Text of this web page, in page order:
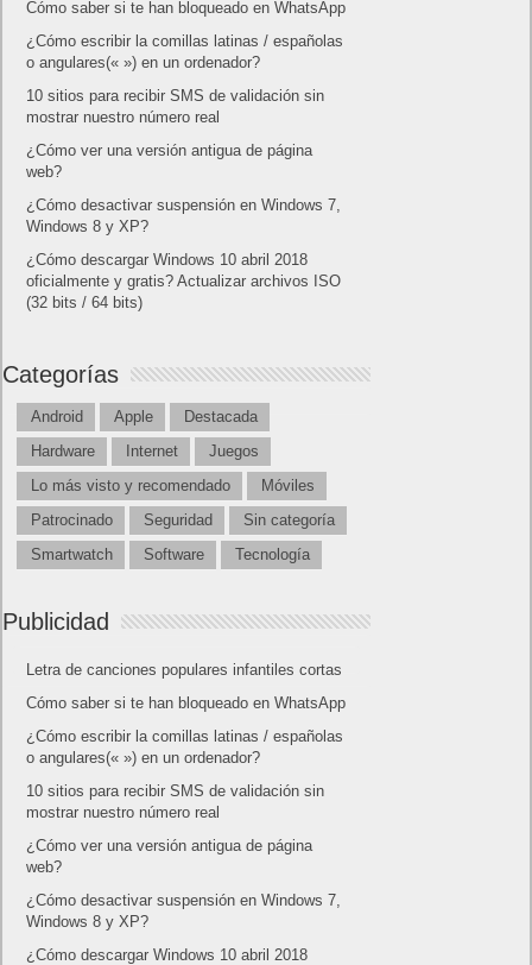
Cómo saber si te han bloqueado en WhatsApp
¿Cómo escribir la comillas latinas / españolas
o angulares(« ») en un ordenador?
10 sitios para recibir SMS de validación sin
mostrar nuestro número real
¿Cómo ver una versión antigua de página
web?
¿Cómo desactivar suspensión en Windows 7,
Windows 8 y XP?
¿Cómo descargar Windows 10 abril 2018
oficialmente y gratis? Actualizar archivos ISO
(32 bits / 64 bits)
Categorías
Android Apple
Destacada
Hardware
Internet
Juegos
Lo más visto y recomendado
Móviles
Patrocinado
Seguridad
Sin categoría
Smartwatch
Software Tecnología
Publicidad
Letra de canciones populares infantiles cortas
Cómo saber si te han bloqueado en WhatsApp
¿Cómo escribir la comillas latinas / españolas
o angulares(« ») en un ordenador?
10 sitios para recibir SMS de validación sin
mostrar nuestro número real
¿Cómo ver una versión antigua de página
web?
¿Cómo desactivar suspensión en Windows 7,
Windows 8 y XP?
¿Cómo descargar Windows 10 abril 2018